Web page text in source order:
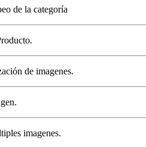
de la categoría
de imagenes.
imagenes.